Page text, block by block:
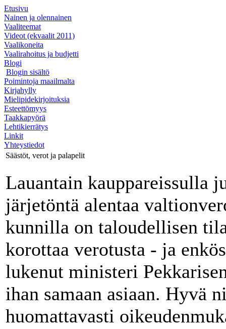
Etusivu
Nainen ja olennainen
Vaaliteemat
Videot (ekvaalit 2011)
Vaalikoneita
Vaalirahoitus ja budjetti
Blogi
Blogin sisältö
Poimintoja maailmalta
Kirjahylly
Mielipidekirjoituksia
Esteettömyys
Taakkapyörä
Lehtikierrätys
Linkit
Yhteystiedot
Säästöt, verot ja palapelit
Lauantain kauppareissulla
järjetöntä alentaa
kunnilla on taloudellisen
korottaa verotusta - ja
lukenut ministeri
ihan samaan asiaan. Hyvä
huomattavasti